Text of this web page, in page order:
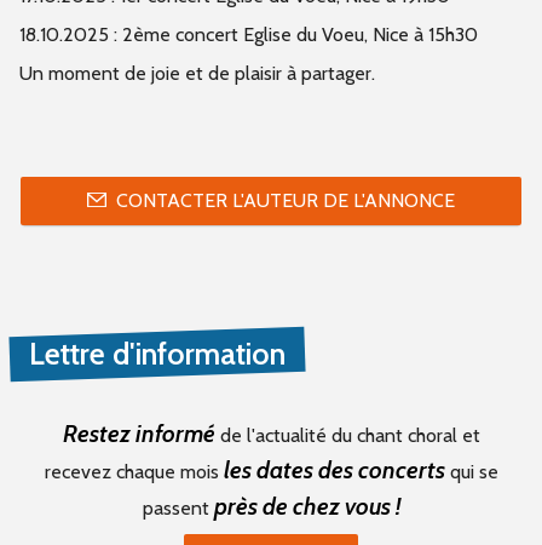
18.10.2025 : 2ème concert Eglise du Voeu, Nice à 15h30
Un moment de joie et de plaisir à partager.
CONTACTER L'AUTEUR DE L'ANNONCE
Lettre d'information
Restez informé de l'actualité du chant choral et
recevez chaque mois les dates des concertsqui se
passent près de chez vous !